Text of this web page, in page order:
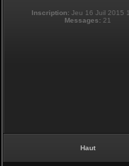
Inscription: Jeu 16 Juil 2015
Messages: 21
Haut